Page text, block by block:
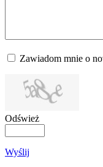
Zawiadom mnie o
Odśwież
Wyślij